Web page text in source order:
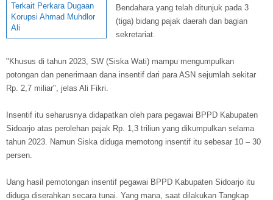
Terkait Perkara Dugaan
Korupsi Ahmad Muhdlor
Ali
Bendahara yang telah ditunjuk pada 3
(tiga) bidang pajak daerah dan bagian
sekretariat.
"Khusus di tahun 2023, SW (Siska Wati) mampu mengumpulkan
potongan dan penerimaan dana insentif dari para ASN sejumlah sekitar
Rp. 2,7 miliar", jelas Ali Fikri.
Insentif itu seharusnya didapatkan oleh para pegawai BPPD Kabupaten
Sidoarjo atas perolehan pajak Rp. 1,3 triliun yang dikumpulkan selama
tahun 2023. Namun Siska diduga memotong insentif itu sebesar 10 – 30
persen.
Uang hasil pemotongan insentif pegawai BPPD Kabupaten Sidoarjo itu
diduga diserahkan secara tunai. Yang mana, saat dilakukan Tangkap